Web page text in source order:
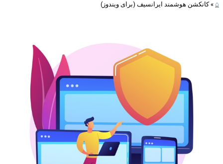
⌂
»کانکشن هوشمند ایرانسیف (برای ویندوز)